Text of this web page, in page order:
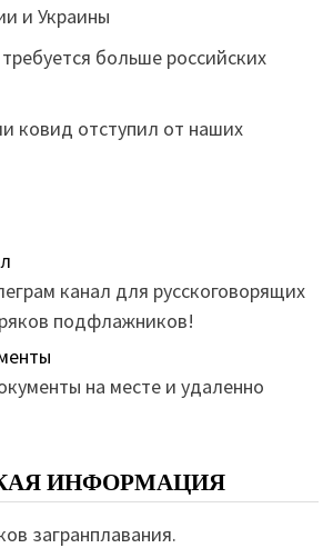
и Украины
больше российских
ковид отступил от наших
канал для русскоговорящих
подфлажников!
на месте и удаленно
ИНФОРМАЦИЯ
загранплавания.